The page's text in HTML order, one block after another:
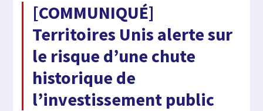
[COMMUNIQUÉ]
Territoires Unis alerte sur
le risque d’une chute
historique de
l’investissement public